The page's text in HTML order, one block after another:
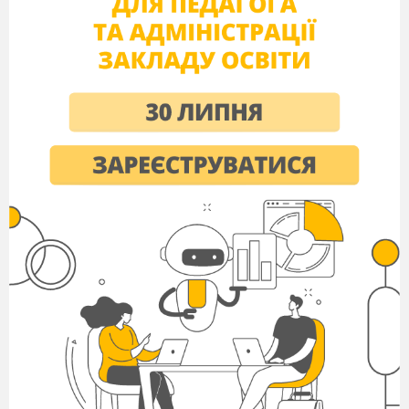
Учень мав 4 грн. Першого дня він
витратив 1 грн. 60 к., другого — 90 к.
Скільки грошей залишилося в учня? (1
Мама купила 56 пташенят. Серед них